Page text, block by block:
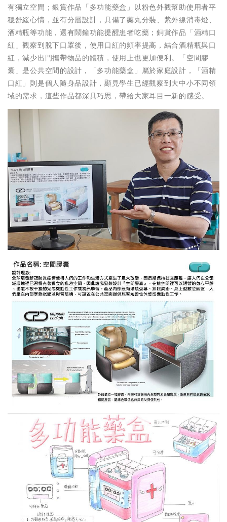
有獨立空間；銀賞作品「多功能藥盒」以粉色外觀幫助使用者平
穩舒緩心情，並有分層設計，具備了藥丸分裝、紫外線消毒燈、
酒精瓶等功能，還有鬧鐘功能提醒患者吃藥；銅賞作品「酒精口
紅」觀察到脫下口罩後，使用口紅的頻率提高，結合酒精瓶與口
紅，減少出門攜帶物品的體積，使用上也更加便利。「空間膠
囊」是公共空間的設計，「多功能藥盒」屬於家庭設計，「酒精
口紅」則是個人隨身品設計，顯見學生已經觀察到大中小不同領
域的需求，這些作品都深具巧思，帶給大家耳目一新的感受。